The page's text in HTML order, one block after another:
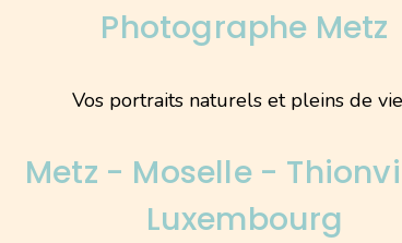
Photographe Metz
Vos portraits naturels et pleins de
Metz - Moselle -
Luxembourg